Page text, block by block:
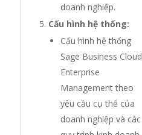
doanh nghiệp.
Cấu hình hệ thống:
Cấu hình hệ thống
Sage Business Cloud
Enterprise
Management theo
yêu cầu cụ thể của
doanh nghiệp và các